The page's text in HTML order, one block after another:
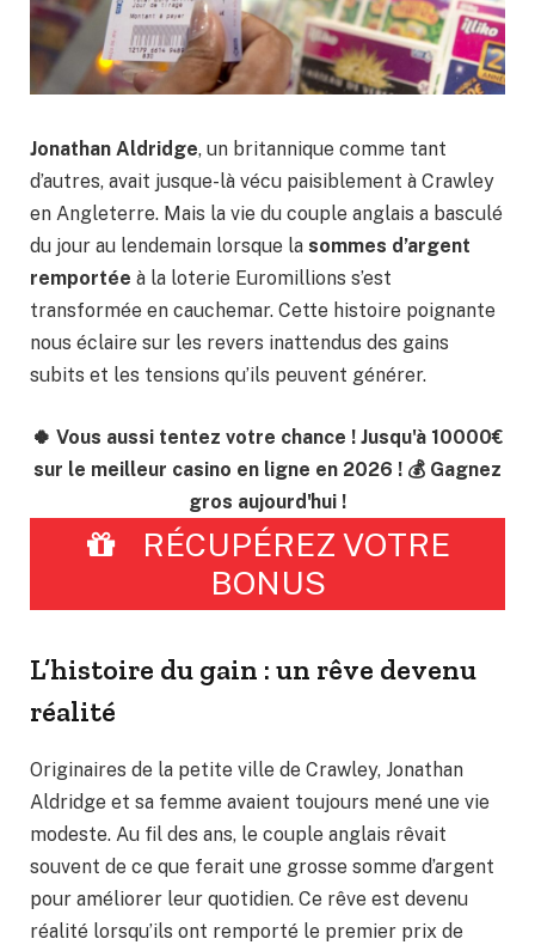
Jonathan Aldridge, un britannique comme tant
d’autres, avait jusque-là vécu paisiblement à Crawley
en Angleterre. Mais la vie du couple anglais a basculé
du jour au lendemain lorsque la sommes d’argent
remportée à la loterie Euromillions s’est
transformée en cauchemar. Cette histoire poignante
nous éclaire sur les revers inattendus des gains
subits et les tensions qu’ils peuvent générer.
🍀 Vous aussi tentez votre chance ! Jusqu'à 10000€
sur le meilleur casino en ligne en 2026 ! 💰 Gagnez
gros aujourd'hui !
RÉCUPÉREZ VOTRE
BONUS
L’histoire du gain : un rêve devenu
réalité
Originaires de la petite ville de Crawley, Jonathan
Aldridge et sa femme avaient toujours mené une vie
modeste. Au fil des ans, le couple anglais rêvait
souvent de ce que ferait une grosse somme d’argent
pour améliorer leur quotidien. Ce rêve est devenu
réalité lorsqu’ils ont remporté le premier prix de